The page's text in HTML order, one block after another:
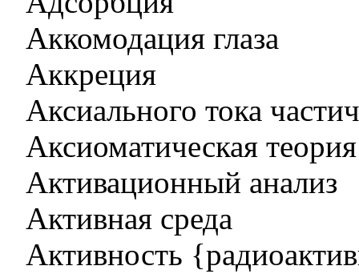
Аккомодация глаза
Аккреция
Аксиального тока
Аксиоматическая
Активационный анализ
Активная среда
Активность